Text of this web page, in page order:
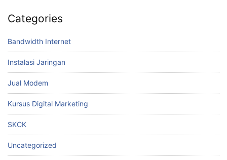
Categories
Bandwidth Internet
Instalasi Jaringan
Jual Modem
Kursus Digital Marketing
SKCK
Uncategorized